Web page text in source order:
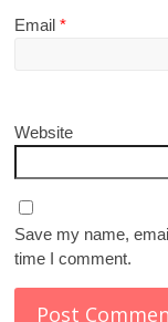
Email*
Website
Save my name,
time I comment.